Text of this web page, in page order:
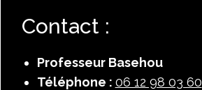
Contact :
Professeur Basehou
Téléphone : ​ 06 12 98 03 60